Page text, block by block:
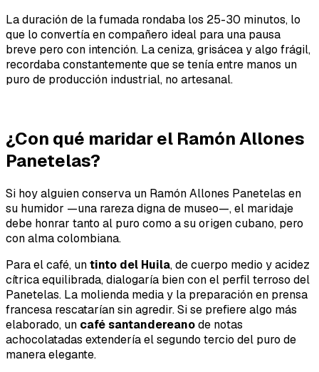
La duración de la fumada rondaba los 25-30 minutos, lo
que lo convertía en compañero ideal para una pausa
breve pero con intención. La ceniza, grisácea y algo frágil,
recordaba constantemente que se tenía entre manos un
puro de producción industrial, no artesanal.
¿Con qué maridar el Ramón Allones
Panetelas?
Si hoy alguien conserva un Ramón Allones Panetelas en
su humidor —una rareza digna de museo—, el maridaje
debe honrar tanto al puro como a su origen cubano, pero
con alma colombiana.
Para el café, untinto del Huila, de cuerpo medio y acidez
cítrica equilibrada, dialogaría bien con el perfil terroso del
Panetelas. La molienda media y la preparación en prensa
francesa rescatarían sin agredir. Si se prefiere algo más
elaborado, un café santandereanode notas
achocolatadas extendería el segundo tercio del puro de
manera elegante.